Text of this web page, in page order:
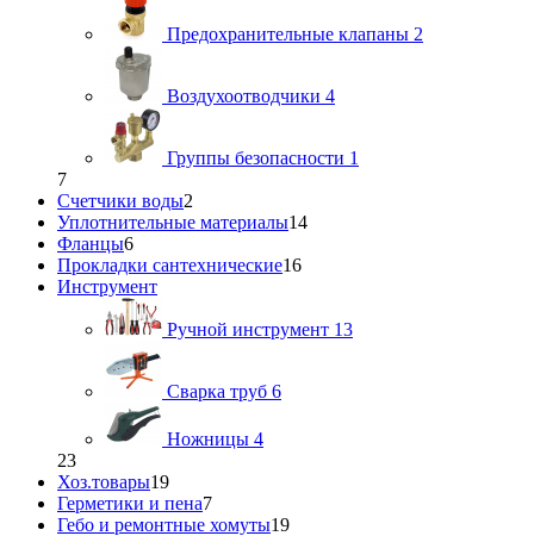
Предохранительные клапаны 2
Воздухоотводчики 4
Группы безопасности 1
7
Счетчики воды2
Уплотнительные материалы14
Фланцы6
Прокладки сантехнические16
Инструмент
Ручной инструмент 13
Сварка труб 6
Ножницы 4
23
Хоз.товары19
Герметики и пена7
Гебо и ремонтные хомуты19